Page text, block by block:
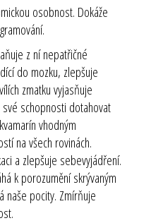
osobnost. Dokáže
z ní nepatřičné
do mozku, zlepšuje
zmatku vyjasňuje
schopnosti dotahovat
vhodným
na všech rovinách.
a zlepšuje sebevyjádření.
k porozumění skrývaným
naše pocity. Zmírňuje